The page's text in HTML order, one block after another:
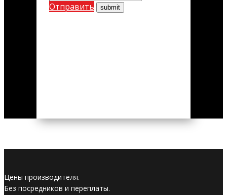
Отправить
Цены производителя.
Без посредников и переплаты.